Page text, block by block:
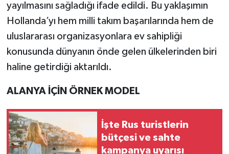
yayılmasını sağladığı ifade edildi. Bu yaklaşımın
Hollanda’yı hem milli takım başarılarında hem de
uluslararası organizasyonlara ev sahipliği
konusunda dünyanın önde gelen ülkelerinden biri
haline getirdiği aktarıldı.
ALANYA İÇİN ÖRNEK MODEL
İşte Rus turistlerin
bütçesi ve sahte
kampanya uyarısı